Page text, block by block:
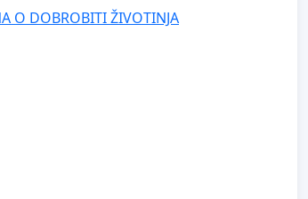
O DOBROBITI ŽIVOTINJA